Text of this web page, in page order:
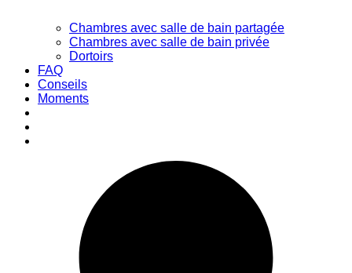
Chambres avec salle de bain partagée
Chambres avec salle de bain privée
Dortoirs
FAQ
Conseils
Moments